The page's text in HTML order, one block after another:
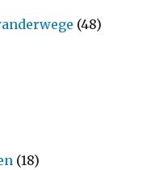
(48)
(18)